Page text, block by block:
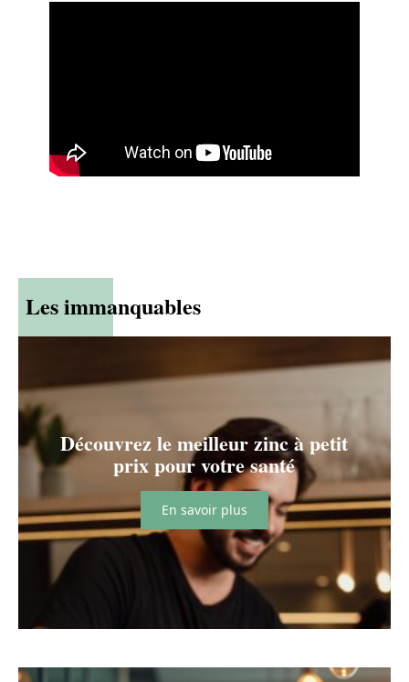
Les immanquables
Découvrez le meilleur zinc à petit
prix pour votre santé
En savoir plus